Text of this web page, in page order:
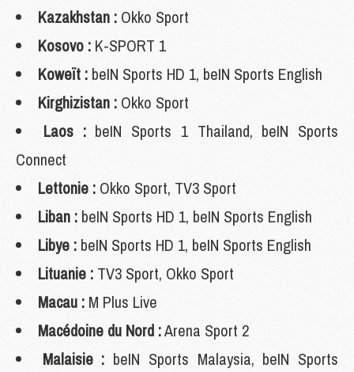
Kazakhstan : Okko Sport
Kosovo : K-SPORT 1
Koweït : beIN Sports HD 1, beIN Sports English
Kirghizistan : Okko Sport
Laos :beIN Sports 1 Thailand, beIN Sports
Connect
Lettonie : Okko Sport, TV3 Sport
Liban : beIN Sports HD 1, beIN Sports English
Libye : beIN Sports HD 1, beIN Sports English
Lituanie : TV3 Sport, Okko Sport
Macau : M Plus Live
Macédoine du Nord :Arena Sport 2
Malaisie : beIN Sports Malaysia, beIN Sports